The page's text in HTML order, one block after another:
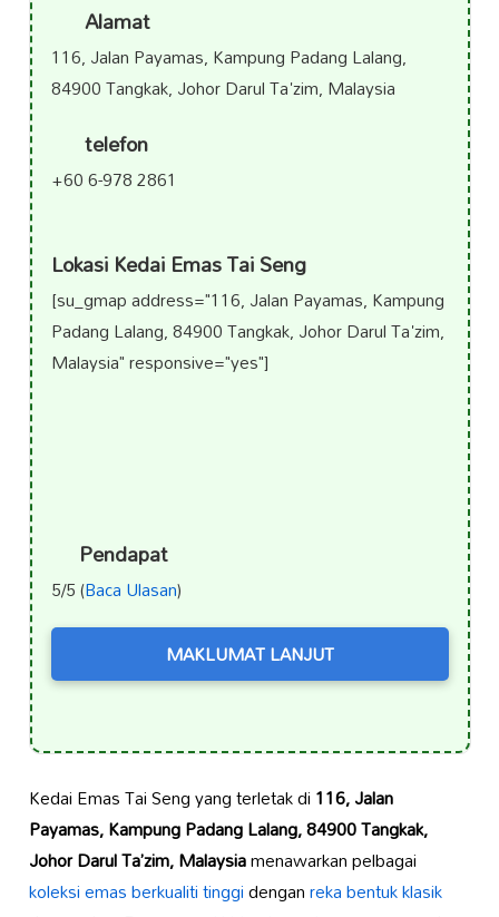
Alamat
116, Jalan Payamas, Kampung Padang Lalang,
84900 Tangkak, Johor Darul Ta'zim, Malaysia
telefon
+60 6-978 2861
Lokasi Kedai Emas Tai Seng
[su_gmap address="116, Jalan Payamas, Kampung
Padang Lalang, 84900 Tangkak, Johor Darul Ta'zim,
Malaysia" responsive="yes"]
Pendapat
5/5 (Baca Ulasan)
MAKLUMAT LANJUT
Kedai Emas Tai Seng yang terletak di116, Jalan
Payamas, Kampung Padang Lalang, 84900 Tangkak,
Johor Darul Ta’zim, Malaysiamenawarkan pelbagai
koleksi emasberkualiti tinggidenganreka bentuk klasik